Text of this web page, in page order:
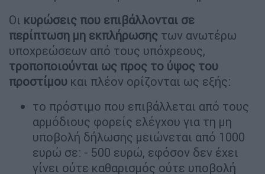
Οι κυρώσεις που επιβάλλονται σε
περίπτωση μη εκπλήρωσης των ανωτέρω
υποχρεώσεων από τους υπόχρεους,
τροποποιούνται ως προς το ύψος του
προστίμου και πλέον ορίζονται ως εξής:
το πρόστιμο που επιβάλλεται από τους
αρμόδιους φορείς ελέγχου για τη μη
υποβολή δήλωσης μειώνεται από 1000
ευρώ σε: - 500 ευρώ, εφόσον δεν έχει
γίνει ούτε καθαρισμός ούτε υποβολή